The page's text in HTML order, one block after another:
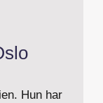
Hun har